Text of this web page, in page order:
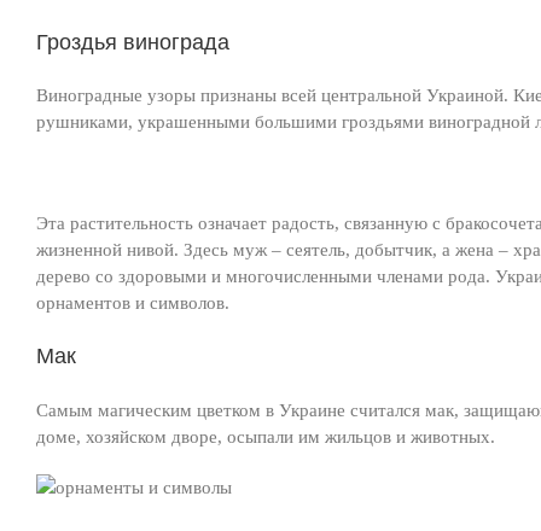
Гроздья винограда
Виноградные узоры признаны всей центральной Украиной.
рушниками, украшенными большими гроздьями виноградной
Эта растительность означает радость, связанную с
жизненной нивой. Здесь муж – сеятель, добытчик, а жена –
дерево со здоровыми и многочисленными членами рода.
орнаментов и символов.
Мак
Самым магическим цветком в Украине считался мак,
доме, хозяйском дворе, осыпали им жильцов и животных.